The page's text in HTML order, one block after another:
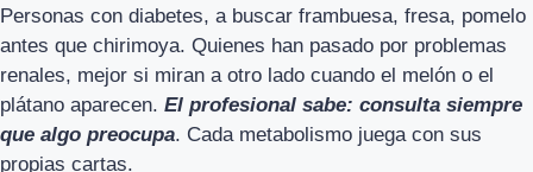
Personas con diabetes, a buscar frambuesa, fresa, pomelo
antes que chirimoya. Quienes han pasado por problemas
renales, mejor si miran a otro lado cuando el melón o el
plátano aparecen. El profesional sabe: consulta siempre
que algo preocupa. Cada metabolismo juega con sus
propias cartas.